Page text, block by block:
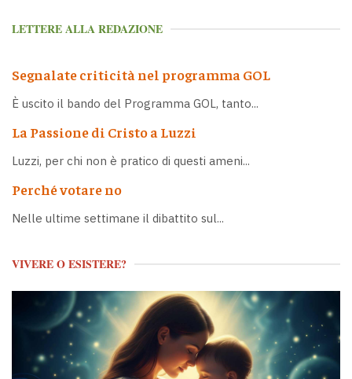
LETTERE ALLA REDAZIONE
Segnalate criticità nel programma GOL
È uscito il bando del Programma GOL, tanto...
La Passione di Cristo a Luzzi
Luzzi, per chi non è pratico di questi ameni...
Perché votare no
Nelle ultime settimane il dibattito sul...
VIVERE O ESISTERE?